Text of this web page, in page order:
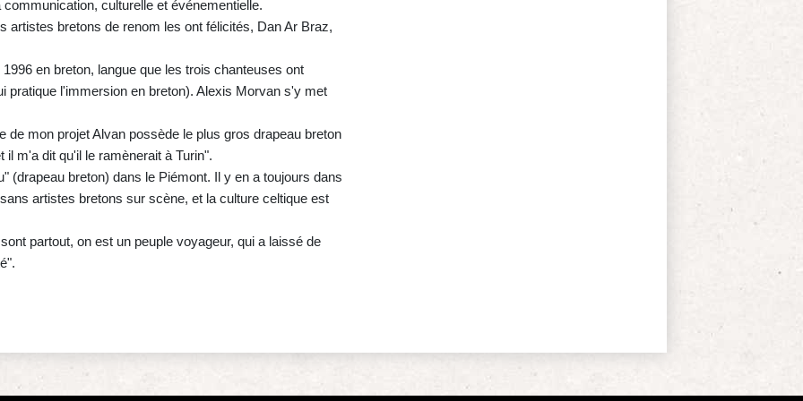
culturelle et événementielle.
artistes bretons de renom les ont félicités, Dan Ar Braz,
en breton, langue que les trois chanteuses ont
pratique l'immersion en breton). Alexis Morvan s'y met
de mon projet Alvan possède le plus gros drapeau breton
m'a dit qu'il le ramènerait à Turin".
(drapeau breton) dans le Piémont. Il y en a toujours dans
artistes bretons sur scène, et la culture celtique est
partout, on est un peuple voyageur, qui a laissé de